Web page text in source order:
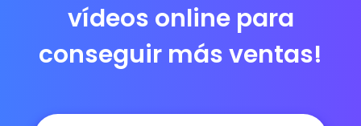
vídeos online para
conseguir más ventas!